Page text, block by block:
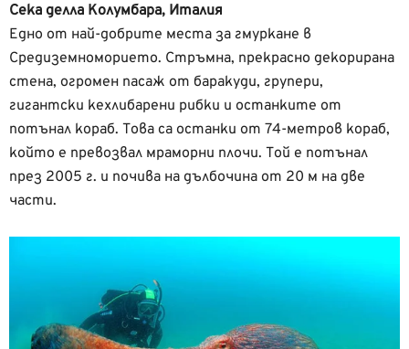
Сека делла Колумбара, Италия
Едно от най-добрите места за гмуркане в
Средиземноморието. Стръмна, прекрасно декорирана
стена, огромен пасаж от баракуди, групери,
гигантски кехлибарени рибки и останките от
потънал кораб. Това са останки от 74-метров кораб,
който е превозвал мраморни плочи. Той е потънал
през 2005 г. и почива на дълбочина от 20 м на две
части.